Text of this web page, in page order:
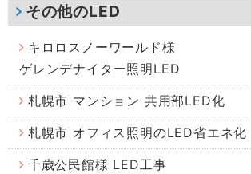
その他のLED
キロロスノーワールド様
ゲレンデナイター照明LED
札幌市 マンション 共用部LED化
札幌市 オフィス照明のLED省エネ化
千歳公民館様 LED工事